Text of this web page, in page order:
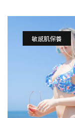
敏感肌保養